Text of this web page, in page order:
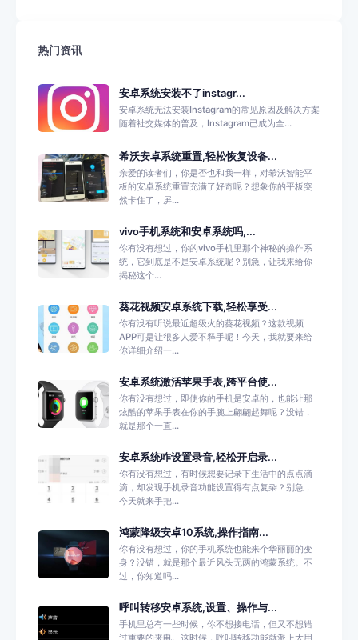
热门资讯
安卓系统安装不了instagr...
安卓系统无法安装Instagram的常见原因及解决方案
随着社交媒体的普及，Instagram已成为全...
希沃安卓系统重置,轻松恢复设备...
亲爱的读者们，你是否也和我一样，对希沃智能平
板的安卓系统重置充满了好奇呢？想象你的平板突
然卡住了，屏...
vivo手机系统和安卓系统吗,...
你有没有想过，你的vivo手机里那个神秘的操作系
统，它到底是不是安卓系统呢？别急，让我来给你
揭秘这个...
葵花视频安卓系统下载,轻松享受...
你有没有听说最近超级火的葵花视频？这款视频
APP可是让很多人爱不释手呢！今天，我就要来给
你详细介绍一...
安卓系统激活苹果手表,跨平台使...
你有没有想过，即使你的手机是安卓的，也能让那
炫酷的苹果手表在你的手腕上翩翩起舞呢？没错，
就是那个一直...
安卓系统咋设置录音,轻松开启录...
你有没有想过，有时候想要记录下生活中的点点滴
滴，却发现手机录音功能设置得有点复杂？别急，
今天就来手把...
鸿蒙降级安卓10系统,操作指南...
你有没有想过，你的手机系统也能来个华丽丽的变
身？没错，就是那个最近风头无两的鸿蒙系统。不
过，你知道吗...
呼叫转移安卓系统,设置、操作与...
手机里总有一些时候，你不想接电话，但又不想错
过重要的来电。这时候，呼叫转移功能就派上大用